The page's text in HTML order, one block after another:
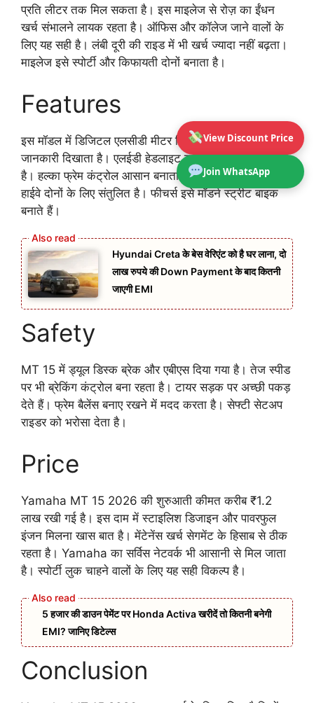
View Discount Price
Join WhatsApp
प्रति लीटर तक मिल सकता है। इस माइलेज से रोज़ का ईंधन
खर्च संभालने लायक रहता है। ऑफिस और कॉलेज जाने वालों के
लिए यह सही है। लंबी दूरी की राइड में भी खर्च ज्यादा नहीं बढ़ता।
माइलेज इसे स्पोर्टी और किफायती दोनों बनाता है।
Features
इस मॉडल में डिजिटल एलसीडी मीटर दिया गया है जो जरूरी
जानकारी दिखाता है। एलईडी हेडलाइट रात में बेहतर रोशनी देती
है। हल्का फ्रेम कंट्रोल आसान बनाता है। सस्पेंशन शहर और
हाईवे दोनों के लिए संतुलित है। फीचर्स इसे मॉडर्न स्ट्रीट बाइक
बनाते हैं।
Hyundai Creta के बेस वेरिएंट को है घर लाना, दो
लाख रुपये की Down Payment के बाद कितनी
जाएगी EMI
Safety
MT 15 में ड्यूल डिस्क ब्रेक और एबीएस दिया गया है। तेज स्पीड
पर भी ब्रेकिंग कंट्रोल बना रहता है। टायर सड़क पर अच्छी पकड़
देते हैं। फ्रेम बैलेंस बनाए रखने में मदद करता है। सेफ्टी सेटअप
राइडर को भरोसा देता है।
Price
Yamaha MT 15 2026 की शुरुआती कीमत करीब ₹1.2
लाख रखी गई है। इस दाम में स्टाइलिश डिजाइन और पावरफुल
इंजन मिलना खास बात है। मेंटेनेंस खर्च सेगमेंट के हिसाब से ठीक
रहता है। Yamaha का सर्विस नेटवर्क भी आसानी से मिल जाता
है। स्पोर्टी लुक चाहने वालों के लिए यह सही विकल्प है।
5 हजार की डाउन पेमेंट पर Honda Activa खरीदें तो कितनी बनेगी
EMI? जानिए डिटेल्स
Conclusion